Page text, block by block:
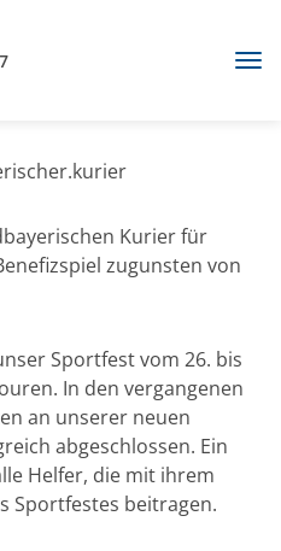
Kurier für
zugunsten von
Sportfest vom 26. bis
In den vergangenen
an unserer neuen
abgeschlossen. Ein
Helfer, die mit ihrem
Sportfestes beitragen.